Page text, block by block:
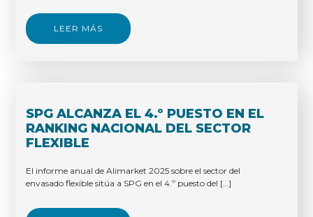
LEER MÁS
SPG ALCANZA EL 4.º PUESTO EN EL
RANKING NACIONAL DEL SECTOR
FLEXIBLE
El informe anual de Alimarket 2025 sobre el sector del
envasado flexible sitúa a SPG en el 4.º puesto del […]